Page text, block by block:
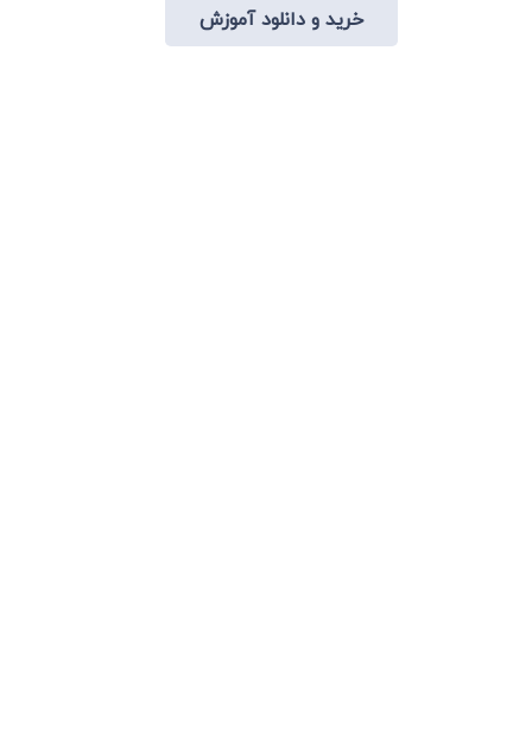
1,400,000 تومان
بود.
770,000 تومان.
خرید و دانلود آموزش